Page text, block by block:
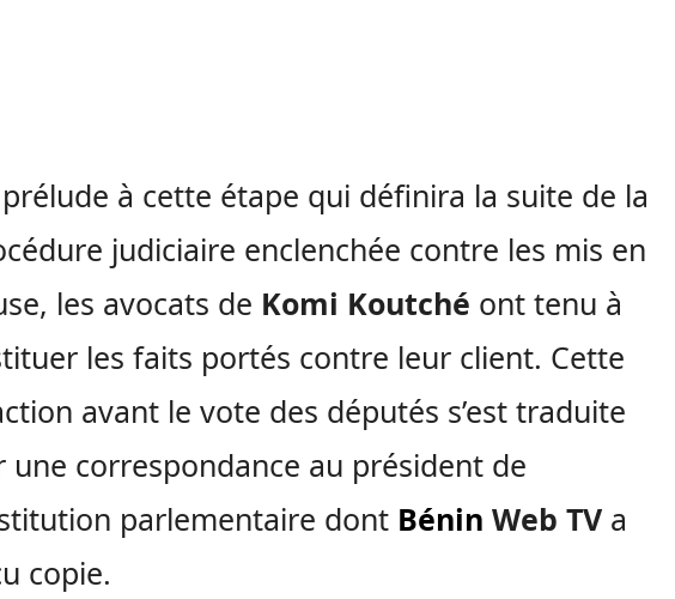
prélude à cette étape qui définira la suite de la
judiciaire enclenchée contre les mis en
les avocats de Komi Koutché ont tenu à
les faits portés contre leur client. Cette
avant le vote des députés s’est traduite
une correspondance au président de
parlementaire dont Bénin Web TV a
copie.